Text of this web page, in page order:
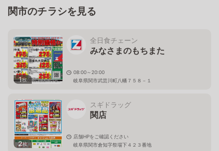
関市のチラシを見る
1枚
全日食チェーン
みなさまのもちまた
08:00～20:00
岐阜県関市武芸川町八幡７５８－１
2枚
スギドラッグ
関店
店舗HPをご確認ください
岐阜県関市倉知字祭場下４２３番地